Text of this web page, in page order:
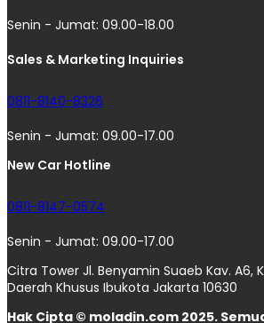
Senin - Jumat: 09.00-18.00
Sales & Marketing Inquiries
0811-8140-8326
Senin - Jumat: 09.00-17.00
New Car Hotline
0811-8147-0574
Senin - Jumat: 09.00-17.00
Citra Tower Jl. Benyamin Suaeb Kav. A6,
Daerah Khusus Ibukota Jakarta 10630
Hak Cipta © moladin.com 2025.